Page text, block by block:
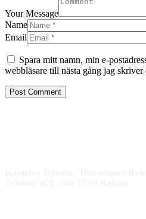
Your Message
Name
Email
Spara mitt namn, min e-
webbläsare till nästa gång jag skriver